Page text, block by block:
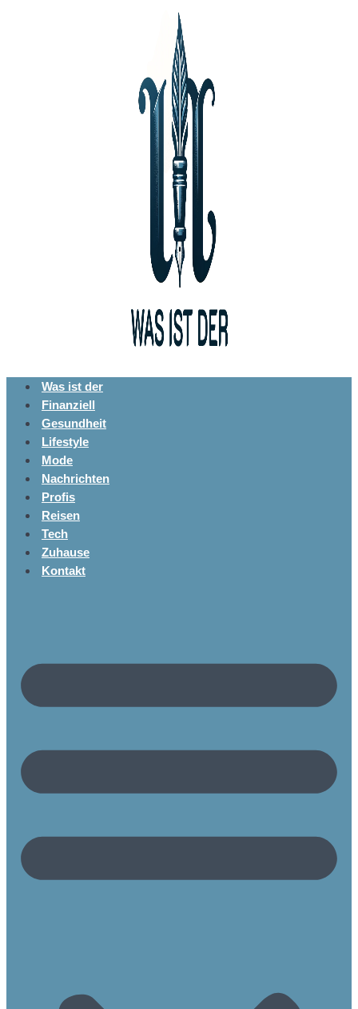
Was ist der
Finanziell
Gesundheit
Lifestyle
Mode
Nachrichten
Profis
Reisen
Tech
Zuhause
Kontakt